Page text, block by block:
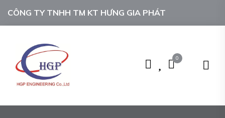
CÔNG TY TNHH TM KT HƯNG GIA PHÁT
0